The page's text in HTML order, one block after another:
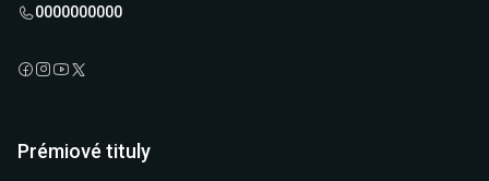
0000000000
Prémiové tituly